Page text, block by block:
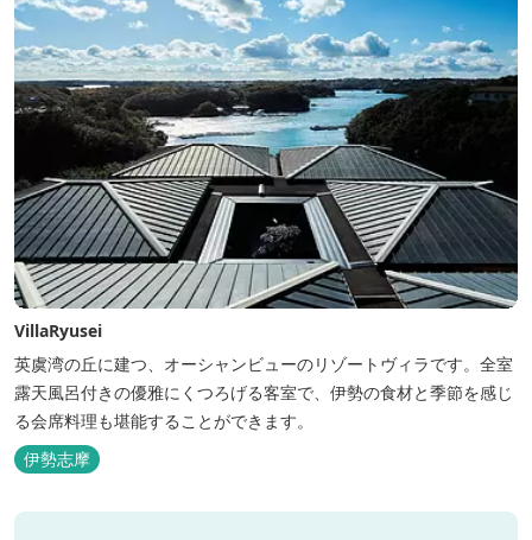
VillaRyusei
英虞湾の丘に建つ、オーシャンビューのリゾートヴィラです。全室
露天風呂付きの優雅にくつろげる客室で、伊勢の食材と季節を感じ
る会席料理も堪能することができます。
伊勢志摩